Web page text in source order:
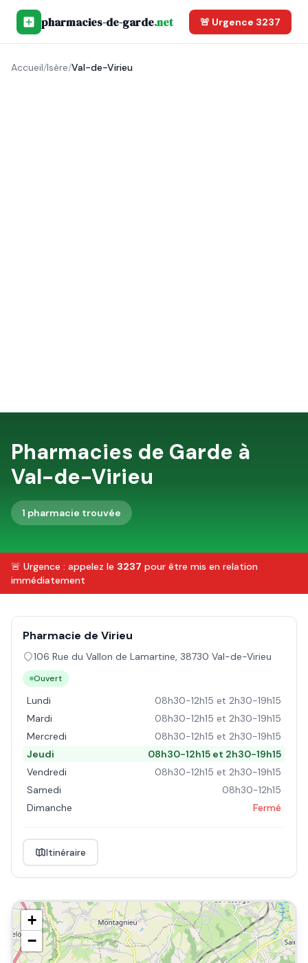
pharmacies-de-garde.net 🚨 Urgence 3237
Accueil/Isère/Val-de-Virieu
Pharmacies de Garde à
Val-de-Virieu
1 pharmacie trouvée
🚨 Urgence : appelez le 3237 pour être mis en relation
immédiatement
Pharmacie de Virieu
106 Rue du Vallon de Lamartine, 38730 Val-de-Virieu
Ouvert
Lundi
08h30-12h15 et 2h30-19h15
Mardi
08h30-12h15 et 2h30-19h15
Mercredi
08h30-12h15 et 2h30-19h15
Jeudi
08h30-12h15 et 2h30-19h15
Vendredi
08h30-12h15 et 2h30-19h15
Samedi
08h30-12h15
Dimanche
Fermé
Itinéraire
+
−